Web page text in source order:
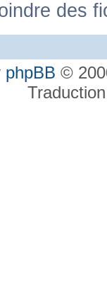
des
phpBB ©